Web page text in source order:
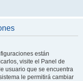
están
visite el Panel de
usuario que se encuentra
le permitirá cambiar